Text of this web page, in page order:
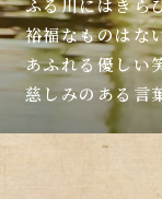
ふる川にはきら
裕福なものはな
あふれる優しい
慈しみのある言